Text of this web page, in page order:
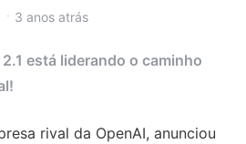
3 anos atrás
está liderando o caminho
rival da OpenAI, anunciou